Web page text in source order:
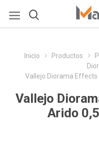
Inicio Productos
Vallejo Diorama
Vallejo
Arido